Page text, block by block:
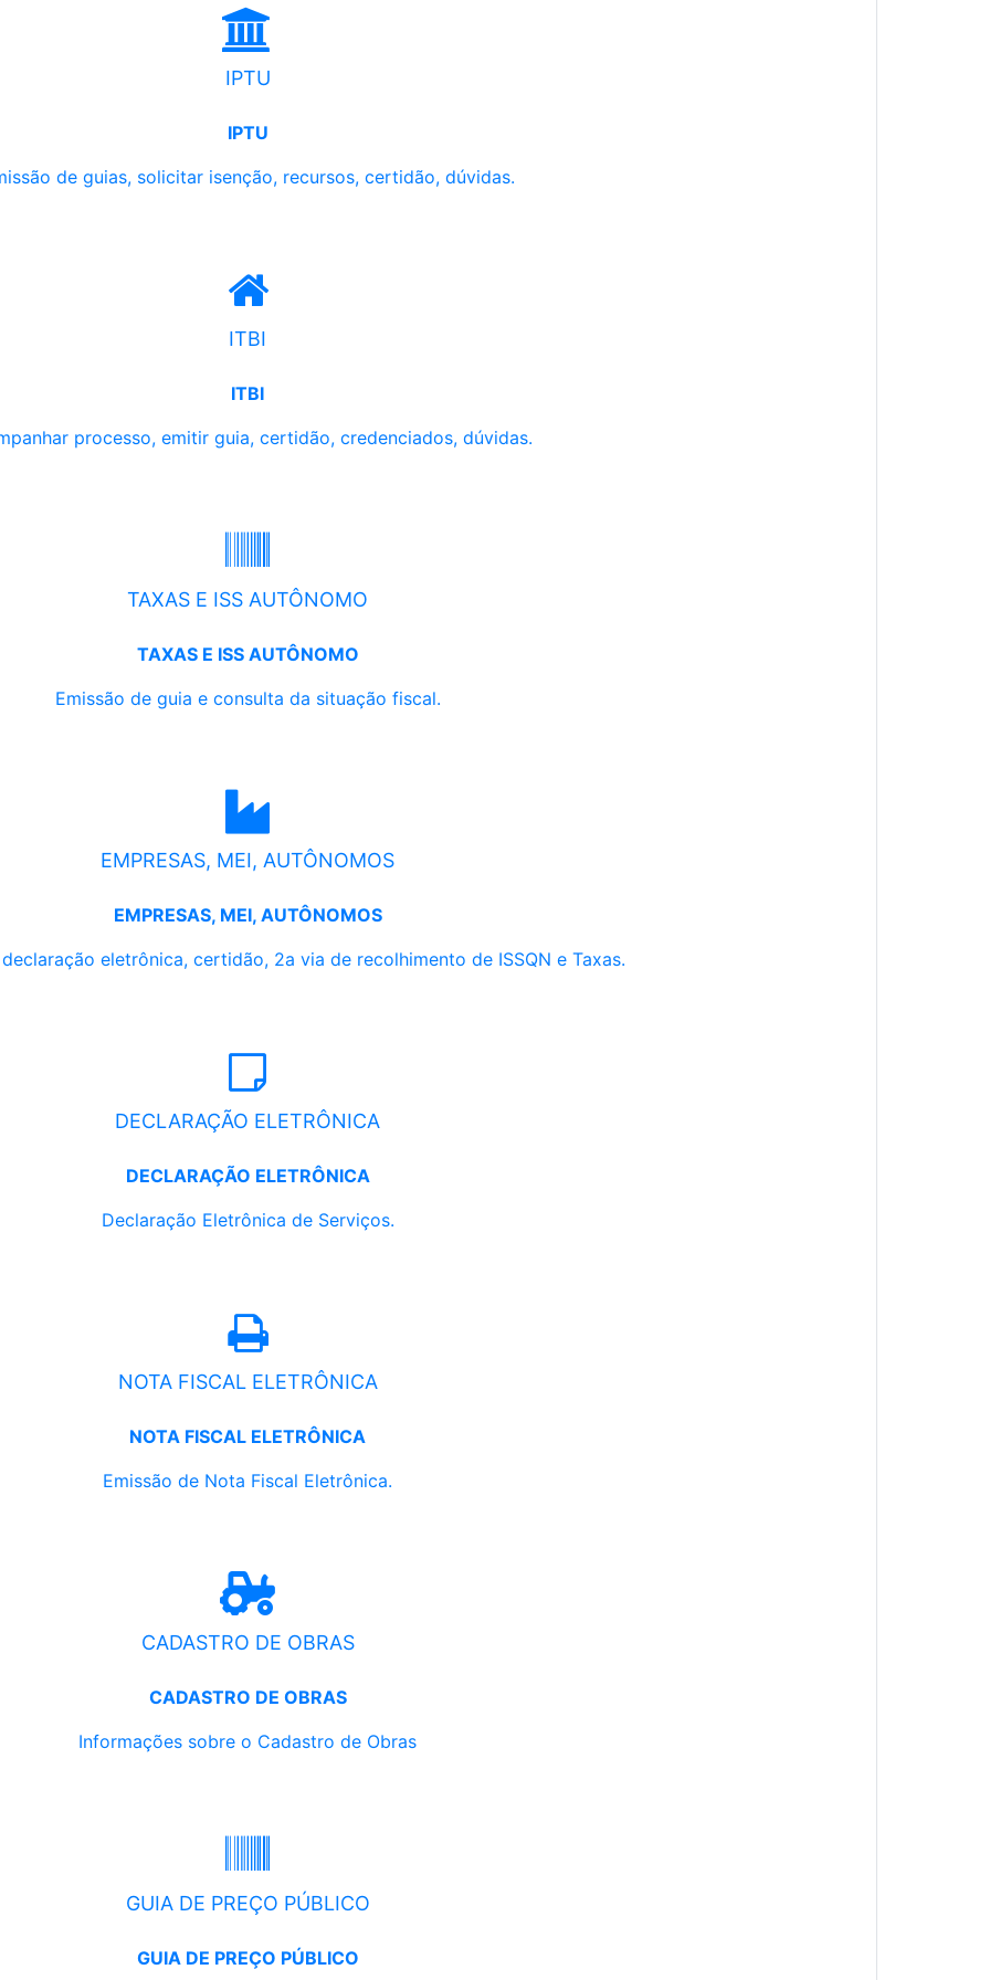
IPTU
IPTU
de guias, solicitar isenção, recursos, certidão, dúvidas.
ITBI
ITBI
processo, emitir guia, certidão, credenciados, dúvidas.
TAXAS E ISS AUTÔNOMO
TAXAS E ISS AUTÔNOMO
Emissão de guia e consulta da situação fiscal.
EMPRESAS, MEI, AUTÔNOMOS
EMPRESAS, MEI, AUTÔNOMOS
eletrônica, certidão, 2a via de recolhimento de ISSQN e Taxas.
DECLARAÇÃO ELETRÔNICA
DECLARAÇÃO ELETRÔNICA
Declaração Eletrônica de Serviços.
NOTA FISCAL ELETRÔNICA
NOTA FISCAL ELETRÔNICA
Emissão de Nota Fiscal Eletrônica.
CADASTRO DE OBRAS
CADASTRO DE OBRAS
Informações sobre o Cadastro de Obras
GUIA DE PREÇO PÚBLICO
GUIA DE PREÇO PÚBLICO